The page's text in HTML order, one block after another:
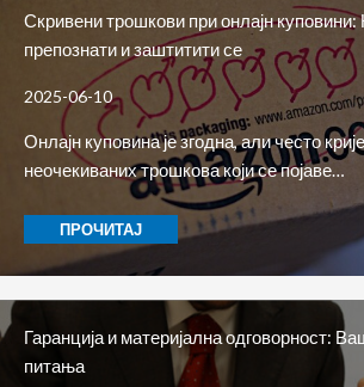
Скривени трошкови при онлајн куповини:
препознати и заштитити се
2025-06-10
Онлајн куповина је згодна, али често
неочекиваних трошкова који се појаве…
ПРОЧИТАЈ
Гаранција и материјална одговорност:
питања